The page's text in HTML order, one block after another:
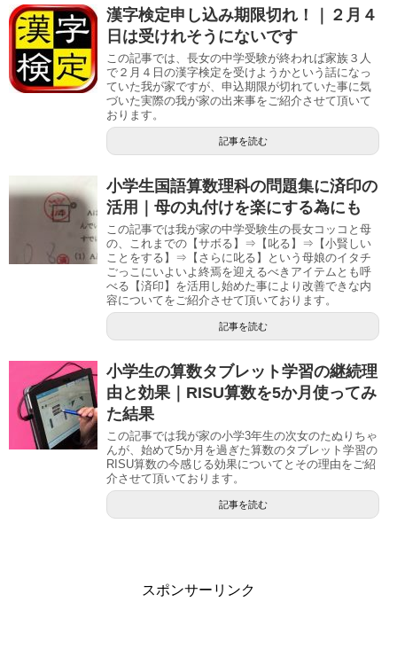
漢字検定申し込み期限切れ！｜２月４
日は受けれそうにないです
この記事では、長女の中学受験が終われば家族３人
で２月４日の漢字検定を受けようかという話になっ
ていた我が家ですが、申込期限が切れていた事に気
づいた実際の我が家の出来事をご紹介させて頂いて
おります。
記事を読む
小学生国語算数理科の問題集に済印の
活用｜母の丸付けを楽にする為にも
この記事では我が家の中学受験生の長女コッコと母
の、これまでの【サボる】⇒【叱る】⇒【小賢しい
ことをする】⇒【さらに叱る】という母娘のイタチ
ごっこにいよいよ終焉を迎えるべきアイテムとも呼
べる【済印】を活用し始めた事により改善できな内
容についてをご紹介させて頂いております。
記事を読む
小学生の算数タブレット学習の継続理
由と効果｜RISU算数を5か月使ってみ
た結果
この記事では我が家の小学3年生の次女のたぬりちゃ
んが、始めて5か月を過ぎた算数のタブレット学習の
RISU算数の今感じる効果についてとその理由をご紹
介させて頂いております。
記事を読む
スポンサーリンク